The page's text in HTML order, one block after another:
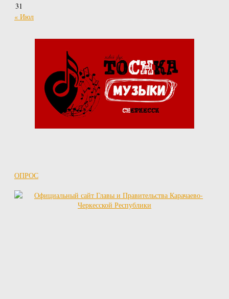
31
« Июл
ОПРОС